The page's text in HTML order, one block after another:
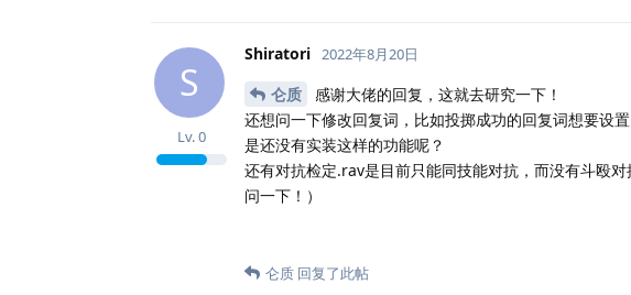
S
Shiratori
Lv.0
2022年8月20日
仑质
感谢大佬的回复，这就去研究一下！
还想问一下修改回复词，比如投掷成功的回复词想要设
是还没有实装这样的功能呢？
还有对抗检定.rav是目前只能同技能对抗，而没有斗殴
问一下！）
仑质 回复了此帖